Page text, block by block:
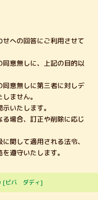
への回答にご利用させて
意無しに、上記の目的以
意無しに第三者に対しデ
ません。
いたします。
場合、訂正や削除に応じ
関して適用される法令、
遵守いたします。
[ビバ ダディ]